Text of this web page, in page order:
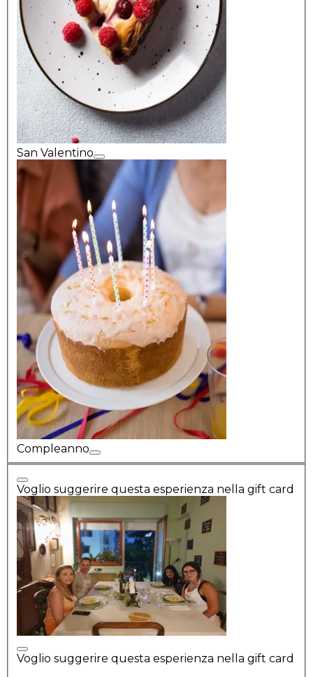
San Valentino
Compleanno
Voglio suggerire questa esperienza nella gift card
Voglio suggerire questa esperienza nella gift card